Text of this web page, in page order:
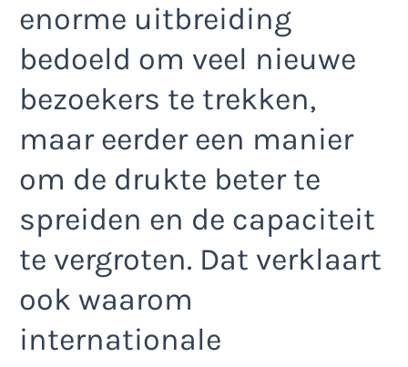
enorme uitbreiding
bedoeld om veel nieuwe
bezoekers te trekken,
maar eerder een manier
om de drukte beter te
spreiden en de capaciteit
te vergroten. Dat verklaart
ook waarom
internationale